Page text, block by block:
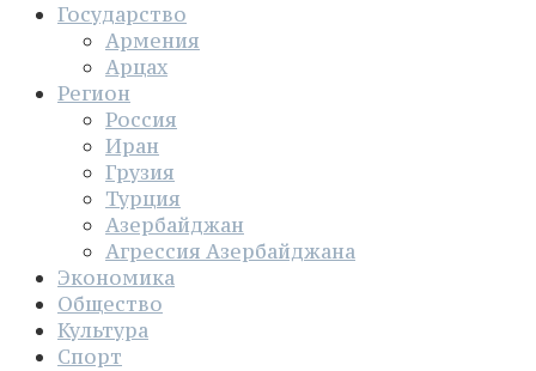
Государство
Армения
Арцах
Регион
Россия
Иран
Грузия
Турция
Азербайджан
Агрессия Азербайджана
Экономика
Общество
Культура
Спорт